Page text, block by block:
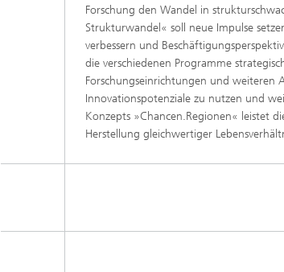
Forschung den Wandel in
Strukturwandel« soll neue Impulse
verbessern und
die verschiedenen Programme
Forschungseinrichtungen und weiteren
Innovationspotenziale zu nutzen und
Konzepts »Chancen.Regionen« leistet
Herstellung gleichwertiger